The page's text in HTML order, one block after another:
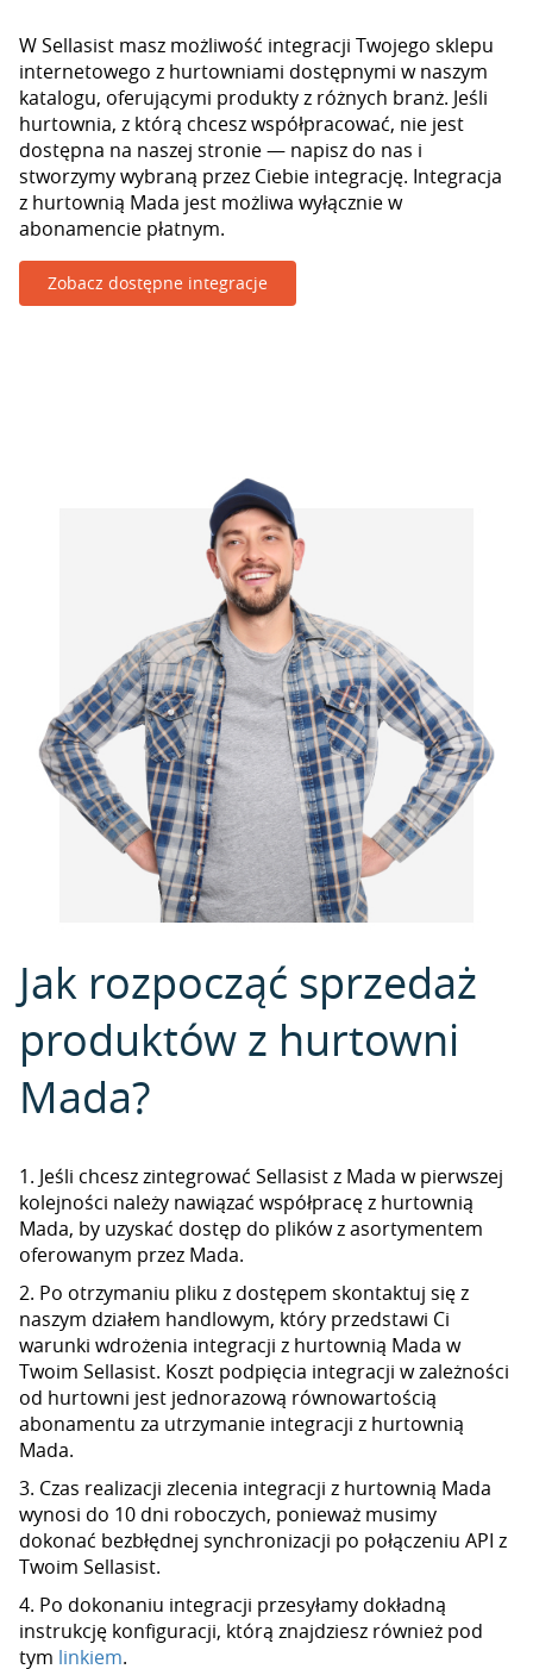
W Sellasist masz możliwość integracji Twojego sklepu
internetowego z hurtowniami dostępnymi w naszym
katalogu, oferującymi produkty z różnych branż. Jeśli
hurtownia, z którą chcesz współpracować, nie jest
dostępna na naszej stronie — napisz do nas i
stworzymy wybraną przez Ciebie integrację. Integracja
z hurtownią Mada jest możliwa wyłącznie w
abonamencie płatnym.
Zobacz dostępne integracje
Jak rozpocząć sprzedaż
produktów z hurtowni
Mada?
1. Jeśli chcesz zintegrować Sellasist z Mada w pierwszej
kolejności należy nawiązać współpracę z hurtownią
Mada, by uzyskać dostęp do plików z asortymentem
oferowanym przez Mada.
2. Po otrzymaniu pliku z dostępem skontaktuj się z
naszym działem handlowym, który przedstawi Ci
warunki wdrożenia integracji z hurtownią Mada w
Twoim Sellasist. Koszt podpięcia integracji w zależności
od hurtowni jest jednorazową równowartością
abonamentu za utrzymanie integracji z hurtownią
Mada.
3. Czas realizacji zlecenia integracji z hurtownią Mada
wynosi do 10 dni roboczych, ponieważ musimy
dokonać bezbłędnej synchronizacji po połączeniu API z
Twoim Sellasist.
4. Po dokonaniu integracji przesyłamy dokładną
instrukcję konfiguracji, którą znajdziesz również pod
tym linkiem.